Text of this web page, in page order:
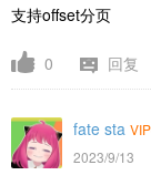
支持offset分页
0 回复
fate sta
2023/9/13